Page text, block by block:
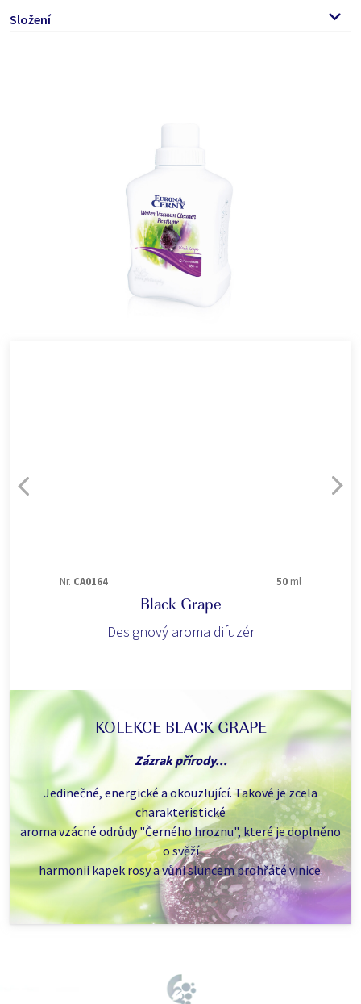
Na každých 1,5 l vody aplikujte 5–10 ml parfému (40 ml =
Složení
KOLEKCE BLACK GRAPE
Zázrak přírody...
Jedinečné, energické a okouzlující. Takové je zcela
charakteristické
aroma vzácné odrůdy "Černého hroznu", které je doplněno
o svěží
harmonii kapek rosy a vůni sluncem prohřáté vinice.
Nr. CA0164 50 ml
Black Grape
Designový aroma difuzér